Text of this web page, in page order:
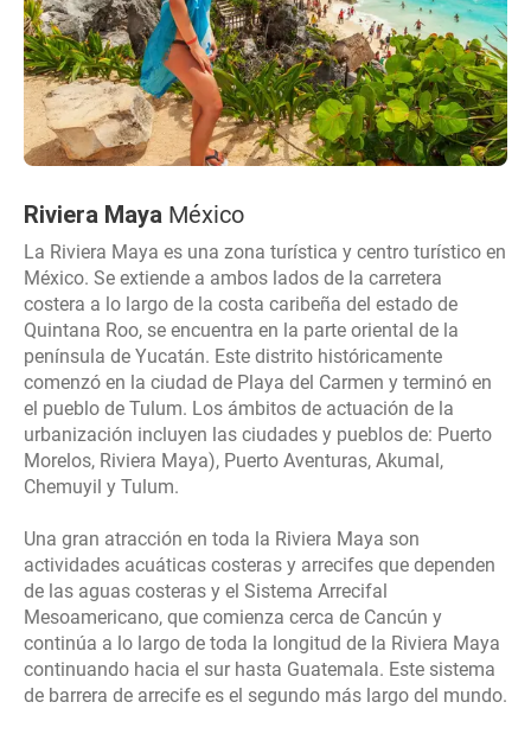
Riviera Maya México
La Riviera Maya es una zona turística y centro turístico en
México. Se extiende a ambos lados de la carretera
costera a lo largo de la costa caribeña del estado de
Quintana Roo, se encuentra en la parte oriental de la
península de Yucatán. Este distrito históricamente
comenzó en la ciudad de Playa del Carmen y terminó en
el pueblo de Tulum. Los ámbitos de actuación de la
urbanización incluyen las ciudades y pueblos de: Puerto
Morelos, Riviera Maya), Puerto Aventuras, Akumal,
Chemuyil y Tulum.
Una gran atracción en toda la Riviera Maya son
actividades acuáticas costeras y arrecifes que dependen
de las aguas costeras y el Sistema Arrecifal
Mesoamericano, que comienza cerca de Cancún y
continúa a lo largo de toda la longitud de la Riviera Maya
continuando hacia el sur hasta Guatemala. Este sistema
de barrera de arrecife es el segundo más largo del mundo.